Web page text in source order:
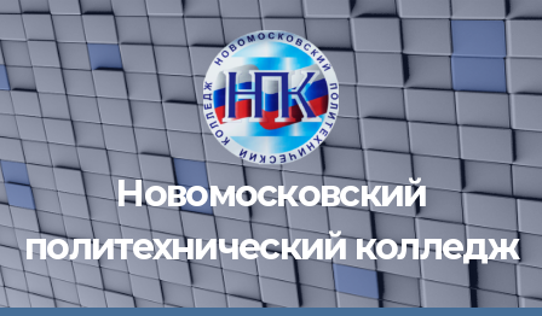
Перейти
к
содержимому
Новомосковский
политехнический колледж